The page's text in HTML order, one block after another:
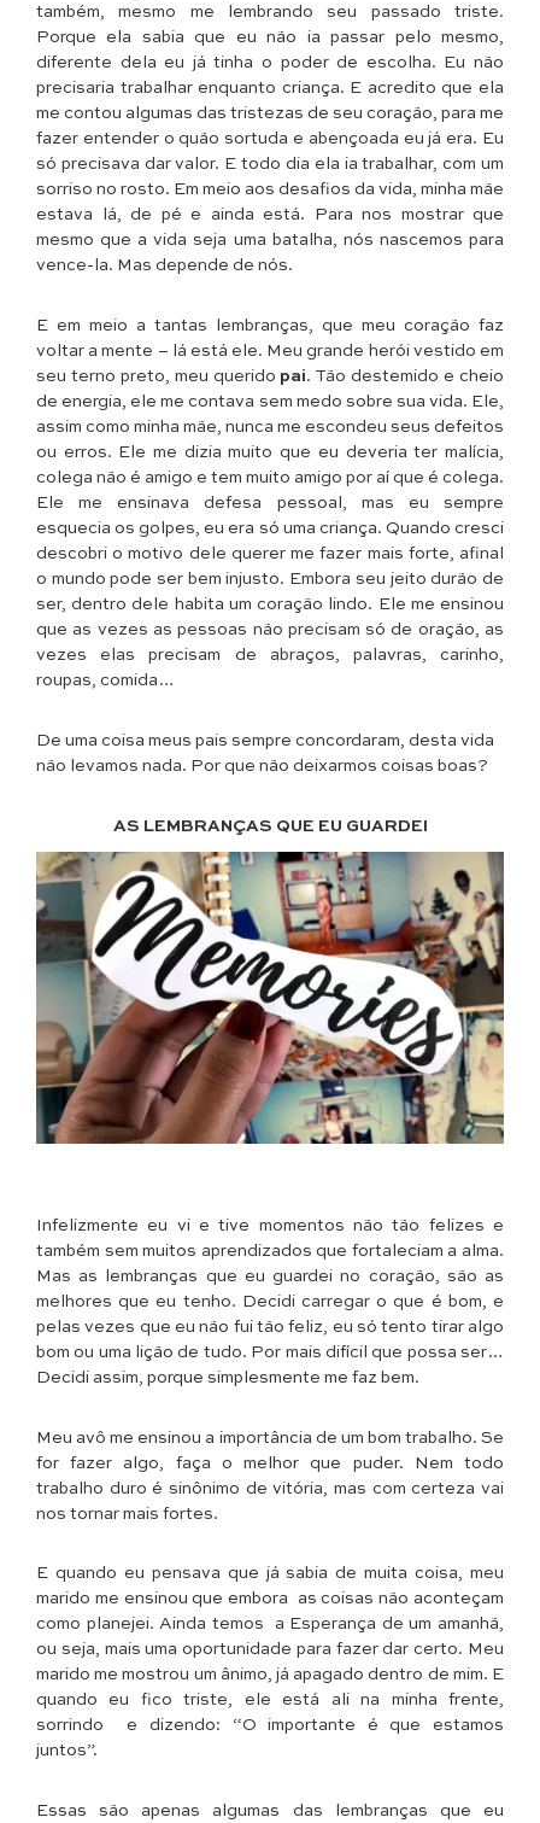
também, mesmo me lembrando seu passado triste.
Porque ela sabia que eu não ia passar pelo mesmo,
diferente dela eu já tinha o poder de escolha. Eu não
precisaria trabalhar enquanto criança. E acredito que ela
me contou algumas das tristezas de seu coração, para me
fazer entender o quão sortuda e abençoada eu já era. Eu
só precisava dar valor. E todo dia ela ia trabalhar, com um
sorriso no rosto. Em meio aos desafios da vida, minha mãe
estava lá, de pé e ainda está. Para nos mostrar que
mesmo que a vida seja uma batalha, nós nascemos para
vence-la. Mas depende de nós.
E em meio a tantas lembranças, que meu coração faz
voltar a mente – lá está ele. Meu grande herói vestido em
seu terno preto, meu querido pai. Tão destemido e cheio
de energia, ele me contava sem medo sobre sua vida. Ele,
assim como minha mãe, nunca me escondeu seus defeitos
ou erros. Ele me dizia muito que eu deveria ter malícia,
colega não é amigo e tem muito amigo por aí que é colega.
Ele me ensinava defesa pessoal, mas eu sempre
esquecia os golpes, eu era só uma criança. Quando cresci
descobri o motivo dele querer me fazer mais forte, afinal
o mundo pode ser bem injusto. Embora seu jeito durão de
ser, dentro dele habita um coração lindo. Ele me ensinou
que as vezes as pessoas não precisam só de oração, as
vezes elas precisam de abraços, palavras, carinho,
roupas, comida…
De uma coisa meus pais sempre concordaram, desta vida
não levamos nada. Por que não deixarmos coisas boas?
AS LEMBRANÇAS QUE EU GUARDEI
Infelizmente eu vi e tive momentos não tão felizes e
também sem muitos aprendizados que fortaleciam a alma.
Mas as lembranças que eu guardei no coração, são as
melhores que eu tenho. Decidi carregar o que é bom, e
pelas vezes que eu não fui tão feliz, eu só tento tirar algo
bom ou uma lição de tudo. Por mais difícil que possa ser…
Decidi assim, porque simplesmente me faz bem.
Meu avô me ensinou a importância de um bom trabalho. Se
for fazer algo, faça o melhor que puder. Nem todo
trabalho duro é sinônimo de vitória, mas com certeza vai
nos tornar mais fortes.
E quando eu pensava que já sabia de muita coisa, meu
marido me ensinou que embora as coisas não aconteçam
como planejei. Ainda temos a Esperança de um amanhã,
ou seja, mais uma oportunidade para fazer dar certo. Meu
marido me mostrou um ânimo, já apagado dentro de mim. E
quando eu fico triste, ele está ali na minha frente,
sorrindo e dizendo: “O importante é que estamos
juntos”.
Essas são apenas algumas das lembranças que eu